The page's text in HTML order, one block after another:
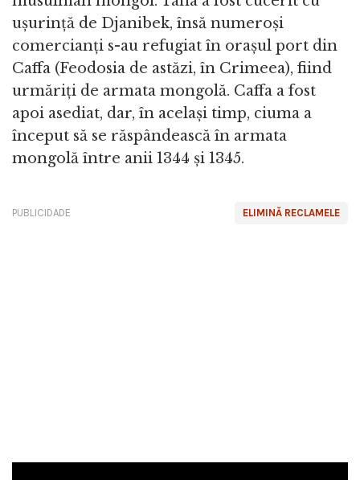
ușurință de Djanibek, însă numeroși
comercianți s-au refugiat în orașul port din
Caffa (Feodosia de astăzi, în Crimeea), fiind
urmăriți de armata mongolă. Caffa a fost
apoi asediat, dar, în același timp, ciuma a
început să se răspândească în armata
mongolă între anii 1344 și 1345.
ELIMINĂ RECLAMELE
PUBLICIDADE